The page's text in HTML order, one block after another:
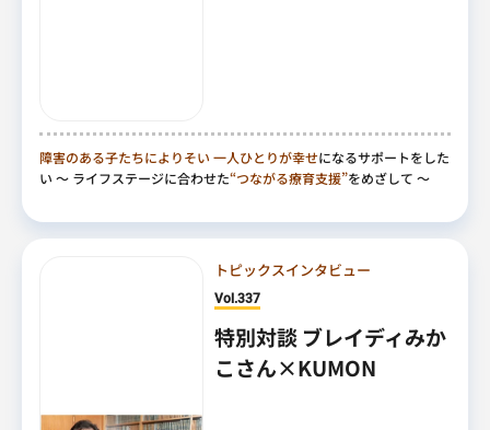
障害のある子たちによりそい 一人ひとりが幸せになるサポートをした
い ～ ライフステージに合わせた“つながる療育支援”をめざして ～
トピックスインタビュー
Vol.337
特別対談 ブレイディみか
こさん×KUMON